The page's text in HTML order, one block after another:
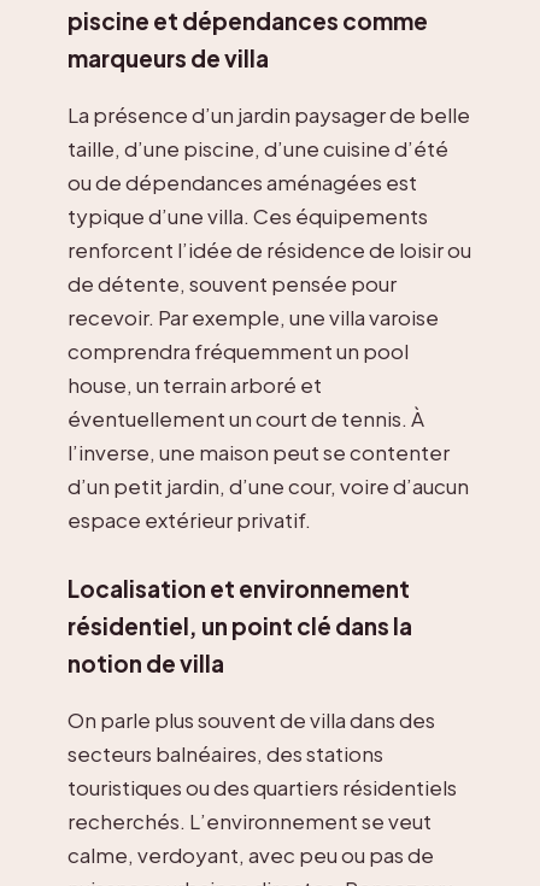
piscine et dépendances comme
marqueurs de villa
La présence d’un jardin paysager de belle
taille, d’une piscine, d’une cuisine d’été
ou de dépendances aménagées est
typique d’une villa. Ces équipements
renforcent l’idée de résidence de loisir ou
de détente, souvent pensée pour
recevoir. Par exemple, une villa varoise
comprendra fréquemment un pool
house, un terrain arboré et
éventuellement un court de tennis. À
l’inverse, une maison peut se contenter
d’un petit jardin, d’une cour, voire d’aucun
espace extérieur privatif.
Localisation et environnement
résidentiel, un point clé dans la
notion de villa
On parle plus souvent de villa dans des
secteurs balnéaires, des stations
touristiques ou des quartiers résidentiels
recherchés. L’environnement se veut
calme, verdoyant, avec peu ou pas de